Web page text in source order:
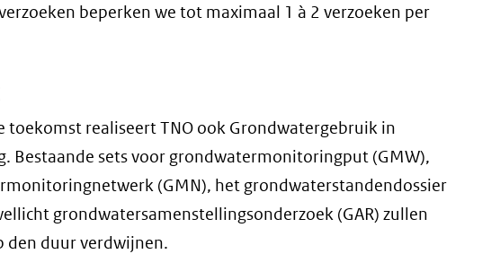
beperken we tot maximaal 1 à 2 verzoeken per
toekomst realiseert TNO ook Grondwatergebruik in
Bestaande sets voor grondwatermonitoringput (GMW),
(GMN), het grondwaterstandendossier
grondwatersamenstellingsonderzoek (GAR) zullen
den duur verdwijnen.